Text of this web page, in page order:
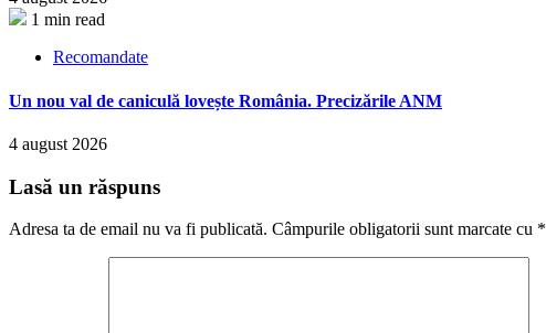
1 min read
Recomandate
Un nou val de caniculă lovește România. Precizările ANM
4 august 2026
Lasă un răspuns
Adresa ta de email nu va fi publicată. Câmpurile obligatorii sunt marcate cu *